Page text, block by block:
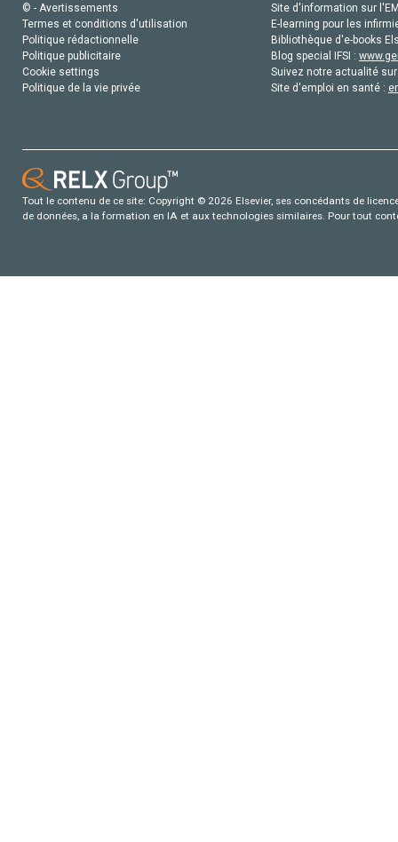
© - Avertissements
Termes et conditions d'utilisation
Politique rédactionnelle
Politique publicitaire
Cookie settings
Politique de la vie privée
Site d'information sur
E-learning pour les
Bibliothèque d'e-books
Blog special IFSI :
Suivez notre actualité
Site d'emploi en santé :
Tout le contenu de ce site: Copyright © 2026 Elsevier, ses concédants de
de données, a la formation en IA et aux technologies similaires. Pour tout